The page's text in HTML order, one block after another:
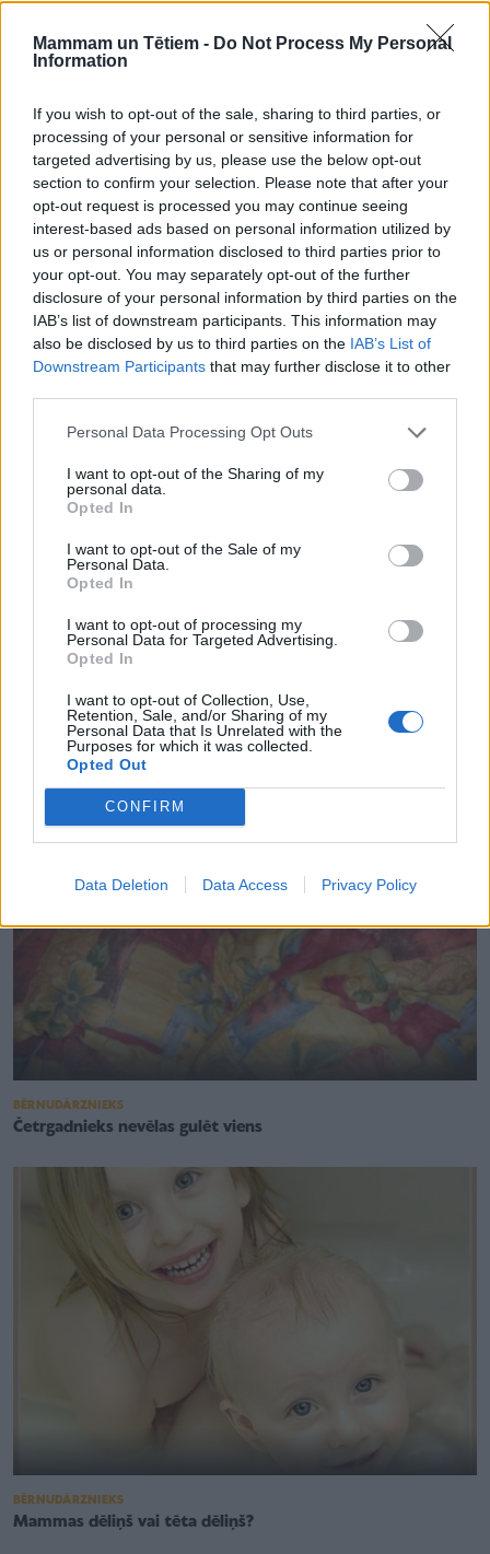
Mammam un Tētiem - Do Not Process My Personal
Information
If you wish to opt-out of the sale, sharing to third parties, or
processing of your personal or sensitive information for
targeted advertising by us, please use the below opt-out
section to confirm your selection. Please note that after your
opt-out request is processed you may continue seeing
interest-based ads based on personal information utilized by
us or personal information disclosed to third parties prior to
your opt-out. You may separately opt-out of the further
disclosure of your personal information by third parties on the
IAB’s list of downstream participants. This information may
also be disclosed by us to third parties on the IAB’s List of
Downstream Participants that may further disclose it to other
Personal Data Processing Opt Outs
I want to opt-out of the Sharing of my
personal data.
Opted In
I want to opt-out of the Sale of my
Personal Data.
Opted In
I want to opt-out of processing my
Personal Data for Targeted Advertising.
Opted In
I want to opt-out of Collection, Use,
Retention, Sale, and/or Sharing of my
Personal Data that Is Unrelated with the
Purposes for which it was collected.
Opted Out
CONFIRM
Data Deletion Data Access Privacy Policy
BĒRNUDĀRZNIEKS
Stingrā sieva
AKTUALITĀTES
Salds miedziņš vecākiem – salds miedziņš mazulim
BĒRNUDĀRZNIEKS
Četrgadnieks nevēlas gulēt viens
BĒRNUDĀRZNIEKS
Mammas dēliņš vai tēta dēliņš?